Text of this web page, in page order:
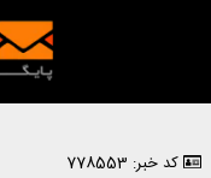
کد خبر: 778553